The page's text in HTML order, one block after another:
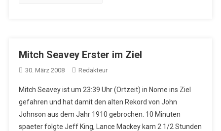
Mitch Seavey Erster im Ziel
30. März 2008 Redakteur
Mitch Seavey ist um 23:39 Uhr (Ortzeit) in Nome ins Ziel
gefahren und hat damit den alten Rekord von John
Johnson aus dem Jahr 1910 gebrochen. 10 Minuten
spaeter folgte Jeff King, Lance Mackey kam 2 1/2 Stunden